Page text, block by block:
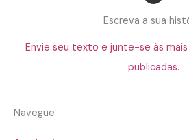
Escreva a sua
Envie seu texto e junte-se às
publicadas.
Navegue